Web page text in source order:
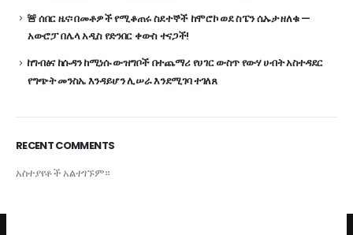
🚨 ሰበር ዜና፡ በመቶዎች የሚቆጠሩ ስደተኞች ከሞሮኮ ወደ ስፔን ሴኡታ ዘለቁ —
አውሮፓ በሌላ አዲስ የድንበር ቀውስ ተናጋች!
ከግብፅና ከሱዳን ከሚነሱ ውዝግቦች በተጨማሪ የሀገር ውስጥ የውሃ ሀብት አስተዳደር
የግጭት መንስኤ እንዳይሆን ሊሠራ እንደሚገባ ተገለጸ
RECENT COMMENTS
አስተያየቶች አልተገኙም።